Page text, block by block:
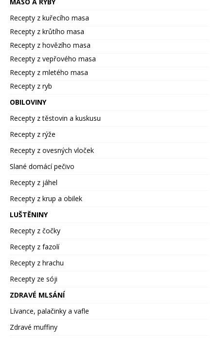
Recepty z kuřecího masa
Recepty z krůtího masa
Recepty z hovězího masa
Recepty z vepřového masa
Recepty z mletého masa
Recepty z ryb
OBILOVINY
Recepty z těstovin a kuskusu
Recepty z rýže
Recepty z ovesných vloček
Slané domácí pečivo
Recepty z jáhel
Recepty z krup a obilek
LUŠTĚNINY
Recepty z čočky
Recepty z fazolí
Recepty z hrachu
Recepty ze sóji
ZDRAVÉ MLSÁNÍ
Lívance, palačinky a vafle
Zdravé muffiny